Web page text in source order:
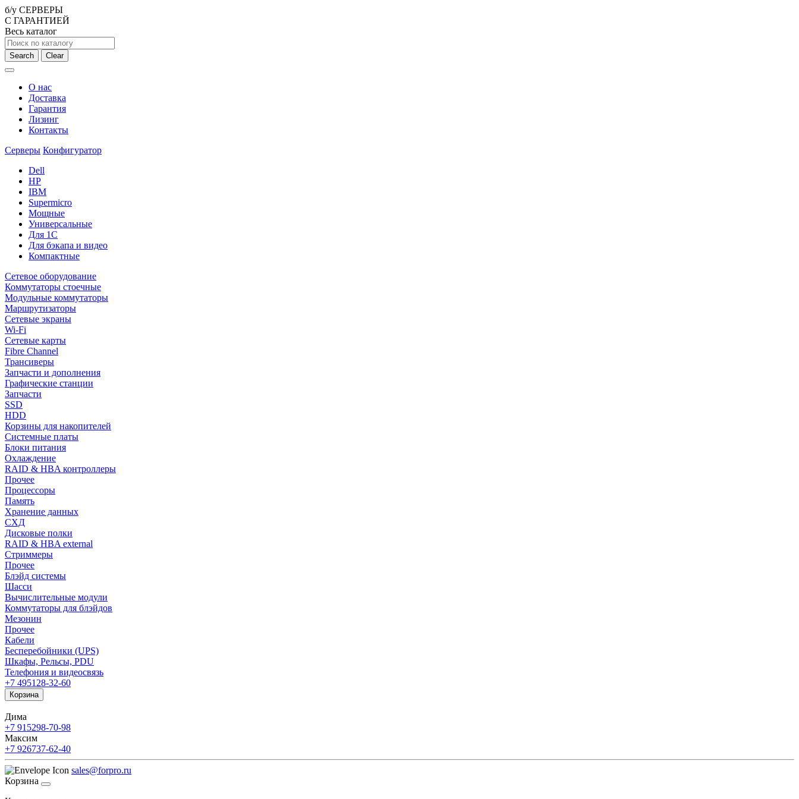
б/у СЕРВЕРЫ
С ГАРАНТИЕЙ
Весь каталог
Search Clear
О нас
Доставка
Гарантия
Лизинг
Контакты
Серверы Конфигуратор
Dell
HP
IBM
Supermicro
Мощные
Универсальные
Для 1С
Для бэкапа и видео
Компактные
Сетевое оборудование
Коммутаторы стоечные
Модульные коммутаторы
Маршрутизаторы
Сетевые экраны
Wi-Fi
Сетевые карты
Fibre Channel
Трансиверы
Запчасти и дополнения
Графические станции
Запчасти
SSD
HDD
Корзины для накопителей
Системные платы
Блоки питания
Охлаждение
RAID & HBA контроллеры
Прочее
Процессоры
Память
Хранение данных
СХД
Дисковые полки
RAID & HBA external
Стриммеры
Прочее
Блэйд системы
Шасси
Вычислительные модули
Коммутаторы для блэйдов
Мезонин
Прочее
Кабели
Бесперебойники (UPS)
Шкафы, Рельсы, PDU
Телефония и видеосвязь
+7 495128-32-60
Корзина
Дима
+7 915298-70-98
Максим
+7 926737-62-40
sales@forpro.ru
Корзина